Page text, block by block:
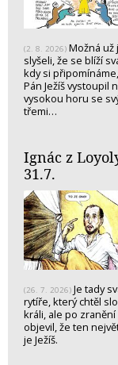
(2. 8. 2026) Možná už
slyšeli, že se blíží
kdy si
Pán Ježíš vystoupil
vysokou horu se
třemi…
Ignác z
31.7.
(26. 7. 2026) Je tady
rytíře, který chtěl
králi, ale po zranění
objevil, že ten
je Ježíš.